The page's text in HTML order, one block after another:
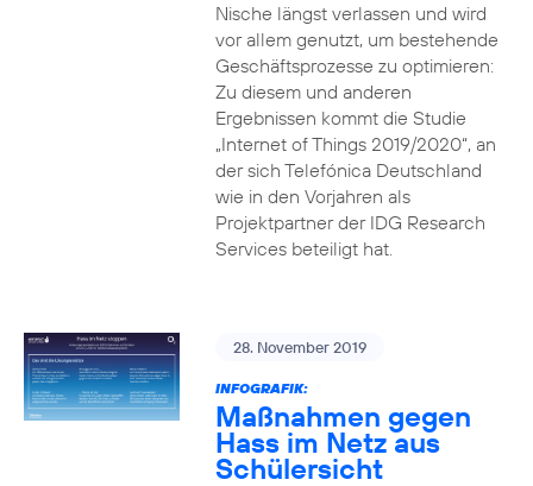
Nische längst verlassen und wird
vor allem genutzt, um bestehende
Geschäftsprozesse zu optimieren:
Zu diesem und anderen
Ergebnissen kommt die Studie
„Internet of Things 2019/2020“, an
der sich Telefónica Deutschland
wie in den Vorjahren als
Projektpartner der IDG Research
Services beteiligt hat.
28. November 2019
INFOGRAFIK:
Maßnahmen gegen
Hass im Netz aus
Schülersicht